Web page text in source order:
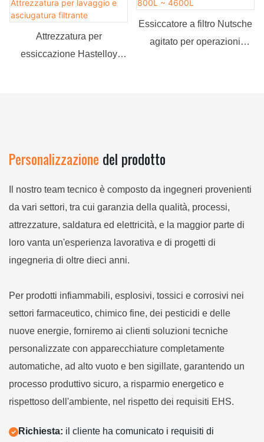
Attrezzatura per
essiccazione Hastelloy
Essiccatore a filtro Nutsche
agitato per operazioni
Personalizzazione del prodotto
Il nostro team tecnico è composto da ingegneri provenienti
da vari settori, tra cui garanzia della qualità, processi,
attrezzature, saldatura ed elettricità, e la maggior parte di
loro vanta un'esperienza lavorativa e di progetti di
ingegneria di oltre dieci anni.
Per prodotti infiammabili, esplosivi, tossici e corrosivi nei
settori farmaceutico, chimico fine, dei pesticidi e delle
nuove energie, forniremo ai clienti soluzioni tecniche
personalizzate con apparecchiature completamente
automatiche, ad alto vuoto e ben sigillate, garantendo un
processo produttivo sicuro, a risparmio energetico e
rispettoso dell'ambiente, nel rispetto dei requisiti EHS.
Richiesta: il cliente ha comunicato i requisiti di